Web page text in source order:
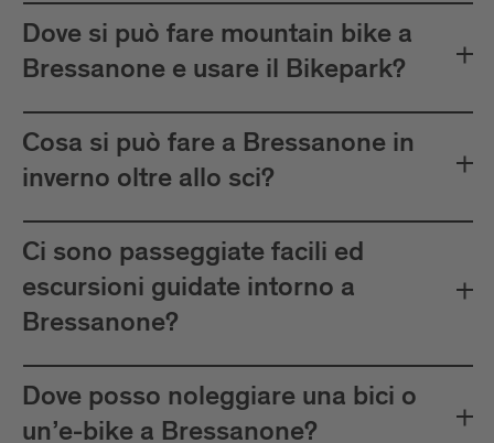
Dove si può fare mountain bike a
Bressanone e usare il Bikepark?
Cosa si può fare a Bressanone in
inverno oltre allo sci?
Ci sono passeggiate facili ed
escursioni guidate intorno a
Bressanone?
Dove posso noleggiare una bici o
un’e-bike a Bressanone?